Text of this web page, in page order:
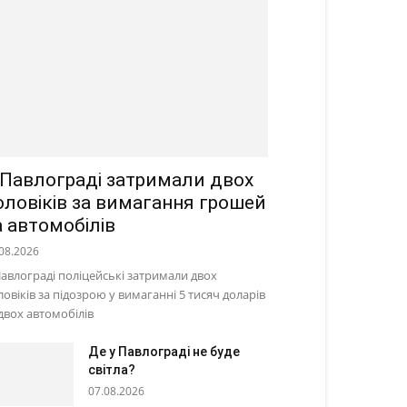
затримали двох
за вимагання грошей
автомобілів
поліцейські затримали двох
за підозрою у вимаганні 5 тисяч доларів
автомобілів
Де у Павлограді не буде
світла?
07.08.2026